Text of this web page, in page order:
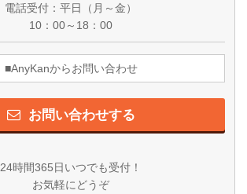
電話受付：平日（月～金）
10：00～18：00
■AnyKanからお問い合わせ
お問い合わせする
24時間365日いつでも受付！
お気軽にどうぞ